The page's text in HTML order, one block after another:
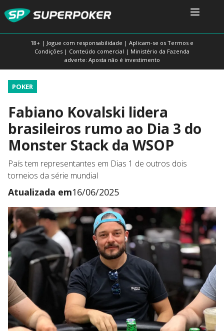
18+ | Jogue com responsabilidade | Aplicam-se os Termos e
Condições | Conteúdo comercial | Ministério da Fazenda
adverte: Aposta não é investimento
POKER
Fabiano Kovalski lidera
brasileiros rumo ao Dia 3 do
Monster Stack da WSOP
País tem representantes em Dias 1 de outros dois
torneios da série mundial
Atualizada em16/06/2025